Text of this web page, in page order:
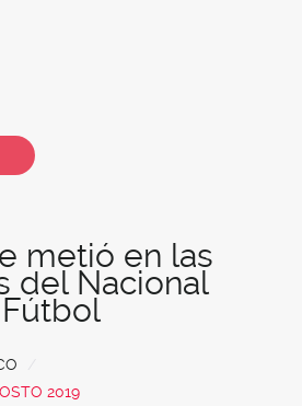
metió en las
del Nacional
2019